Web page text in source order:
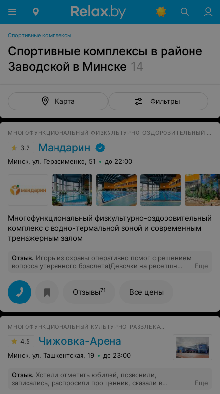
Спортивные комплексы
Спортивные комплексы в районе
Заводской в Минске 14
Карта Фильтры
МНОГОФУНКЦИОНАЛЬНЫЙ ФИЗКУЛЬТУРНО-ОЗДОРОВИТЕЛЬНЫЙ КОМПЛЕКС
3.2 Мандарин
Минск, ул. Герасименко, 51 до 22:00
Многофункциональный физкультурно-оздоровительный
комплекс с водно-термальной зоной и современным
тренажерным залом
Отзыв. Игорь из охраны оперативно помог с решением
вопроса утерянного браслета)Девочки на ресепшн
всегда готовы подсказать по интересующим вопросам,
персонал в ФОК Мандарин на высоте)
Еще
Отзывы71 Все цены
МНОГОФУНКЦИОНАЛЬНЫЙ КУЛЬТУРНО-РАЗВЛЕКАТЕЛЬНЫЙ СПОРТИВНЫЙ КОМПЛЕКС
4.5 Чижовка-Арена
Минск, ул. Ташкентская, 19 до 23:00
Отзыв. Хотели отметить юбилей, позвонили,
записались, распросили про ценник, сказали в
Еще